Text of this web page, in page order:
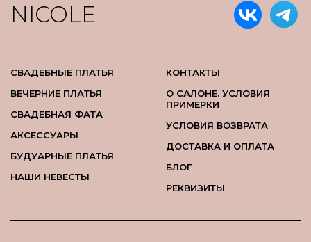
NICOLE
СВАДЕБНЫЕ ПЛАТЬЯ
ВЕЧЕРНИЕ ПЛАТЬЯ
СВАДЕБНАЯ ФАТА
АКСЕССУАРЫ
БУДУАРНЫЕ ПЛАТЬЯ
НАШИ НЕВЕСТЫ
КОНТАКТЫ
О САЛОНЕ. УСЛОВИЯ
ПРИМЕРКИ
УСЛОВИЯ ВОЗВРАТА
ДОСТАВКА И ОПЛАТА
БЛОГ
РЕКВИЗИТЫ